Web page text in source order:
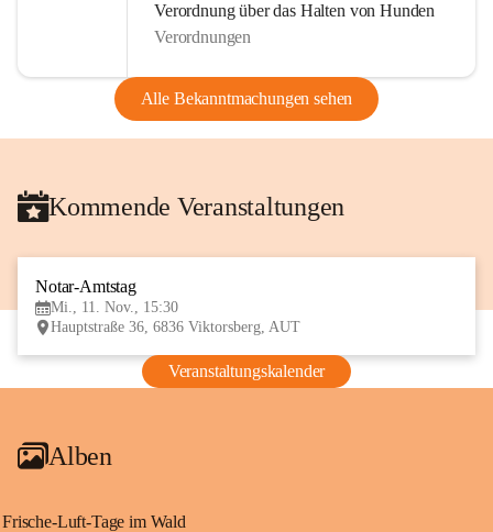
Verordnung über das Halten von Hunden
Verordnungen
Alle Bekanntmachungen sehen
Kommende Veranstaltungen
Notar-Amtstag
Mi., 11. Nov., 15:30
Hauptstraße 36, 6836 Viktorsberg, AUT
Veranstaltungskalender
Alben
Frische-Luft-Tage im Wald